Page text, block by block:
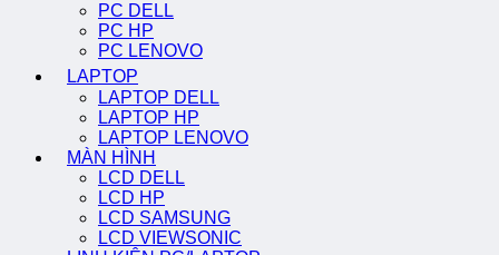
PC DELL
PC HP
PC LENOVO
LAPTOP
LAPTOP DELL
LAPTOP HP
LAPTOP LENOVO
MÀN HÌNH
LCD DELL
LCD HP
LCD SAMSUNG
LCD VIEWSONIC